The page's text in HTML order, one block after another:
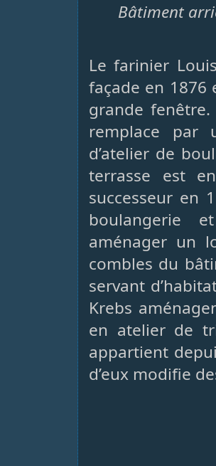
Bâtiment
Le farinier
façade en
grande
remplace par
d’atelier de
terrasse est
successeur en
boulangerie
aménager un
combles du
servant
Krebs
en atelier de
appartient
d’eux modifie